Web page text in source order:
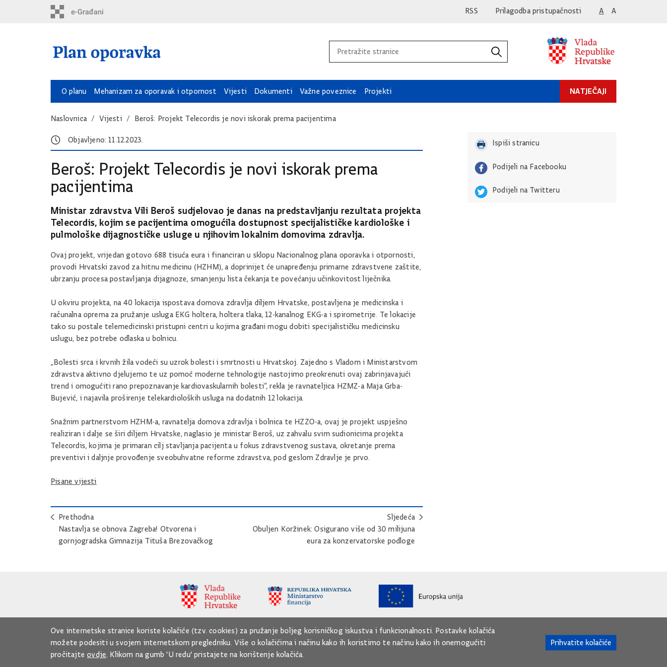
A A
Prilagodba pristupačnosti
RSS
O planu Mehanizam za oporavak i otpornost Vijesti Dokumenti Važne poveznice Projekti NATJEČAJI
Naslovnica Vijesti Beroš: Projekt Telecordis je novi iskorak prema pacijentima
Objavljeno: 11.12.2023.
Beroš: Projekt Telecordis je novi iskorak prema
pacijentima
Ministar zdravstva Vili Beroš sudjelovao je danas na predstavljanju rezultata projekta
Telecordis, kojim se pacijentima omogućila dostupnost specijalističke kardiološke i
pulmološke dijagnostičke usluge u njihovim lokalnim domovima zdravlja.
Ovaj projekt, vrijedan gotovo 688 tisuća eura i financiran u sklopu Nacionalnog plana oporavka i otpornosti,
provodi Hrvatski zavod za hitnu medicinu (HZHM), a doprinijet će unapređenju primarne zdravstvene zaštite,
ubrzanju procesa postavljanja dijagnoze, smanjenju lista čekanja te povećanju učinkovitost liječnika.
U okviru projekta, na 40 lokacija ispostava domova zdravlja diljem Hrvatske, postavljena je medicinska i
računalna oprema za pružanje usluga EKG holtera, holtera tlaka, 12-kanalnog EKG-a i spirometrije. Te lokacije
tako su postale telemedicinski pristupni centri u kojima građani mogu dobiti specijalističku medicinsku
uslugu, bez potrebe odlaska u bolnicu.
„Bolesti srca i krvnih žila vodeći su uzrok bolesti i smrtnosti u Hrvatskoj. Zajedno s Vladom i Ministarstvom
zdravstva aktivno djelujemo te uz pomoć moderne tehnologije nastojimo preokrenuti ovaj zabrinjavajući
trend i omogućiti rano prepoznavanje kardiovaskularnih bolesti“, rekla je ravnateljica HZMZ-a Maja Grba-
Bujević, i najavila proširenje telekardioloških usluga na dodatnih 12 lokacija.
Snažnim partnerstvom HZHM-a, ravnatelja domova zdravlja i bolnica te HZZO-a, ovaj je projekt uspješno
realiziran i dalje se širi diljem Hrvatske, naglasio je ministar Beroš, uz zahvalu svim sudionicima projekta
Telecordis, kojima je primaran cilj stavljanja pacijenta u fokus zdravstvenog sustava, okretanje prema
preventivi i daljnje provođenje sveobuhvatne reforme zdravstva, pod geslom Zdravlje je prvo.
Pisane vijesti
Prethodna
Nastavlja se obnova Zagreba! Otvorena i
gornjogradska Gimnazija Tituša Brezovačkog
Sljedeća
Obuljen Koržinek: Osigurano više od 30 milijuna
eura za konzervatorske podloge
Ispiši stranicu
Podijeli na Facebooku
Podijeli na Twitteru
Ove internetske stranice koriste kolačiće (tzv. cookies) za pružanje boljeg korisničkog iskustva i funkcionalnosti. Postavke kolačića
možete podesiti u svojem internetskom pregledniku. Više o kolačićima i načinu kako ih koristimo te načinu kako ih onemogućiti
pročitajteovdje. Klikom na gumb 'U redu' pristajete na korištenje kolačića.
Prihvatite kolačiće